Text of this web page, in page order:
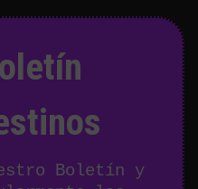
Boletín y